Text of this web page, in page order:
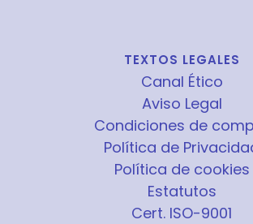
TEXTOS LEGALES
Canal Ético
Aviso Legal
Condiciones de
Política de
Política de cookies
Estatutos
Cert. ISO-9001